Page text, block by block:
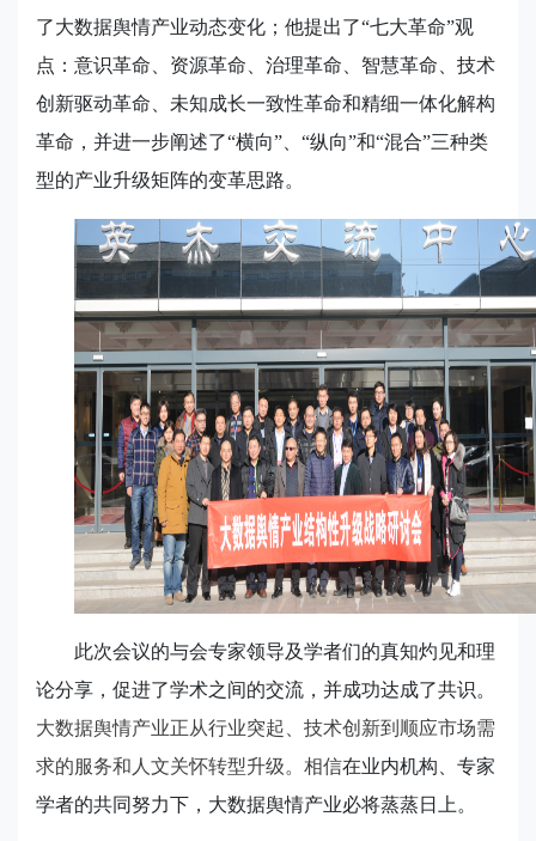
了大数据舆情产业动态变化；他提出了“七大革命”观
点：意识革命、资源革命、治理革命、智慧革命、技术
创新驱动革命、未知成长一致性革命和精细一体化解构
革命，并进一步阐述了“横向”、“纵向”和“混合”三种类
型的产业升级矩阵的变革思路。
此次会议的与会专家领导及学者们的真知灼见和理
论分享，促进了学术之间的交流，并成功达成了共识。
大数据舆情产业正从行业突起、技术创新到顺应市场需
求的服务和人文关怀转型升级。
相信在业内机构、专家
学者的共同努力下， 大数据舆情产业必将蒸蒸日上。